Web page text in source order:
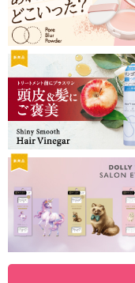
新商品
新商品